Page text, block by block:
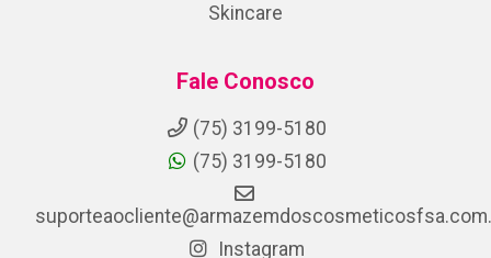
Skincare
Fale Conosco
(75) 3199-5180
(75) 3199-5180
Instagram